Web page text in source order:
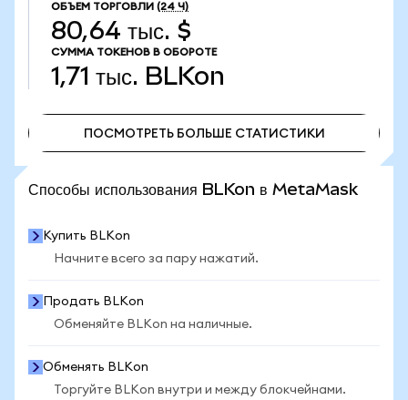
ОБЪЕМ ТОРГОВЛИ (24 Ч)
80,64 тыс. $
СУММА ТОКЕНОВ В ОБОРОТЕ
1,71 тыс. BLKon
ПОСМОТРЕТЬ БОЛЬШЕ СТАТИСТИКИ
Способы использования BLKon в MetaMask
Купить BLKon
Начните всего за пару нажатий.
Продать BLKon
Обменяйте BLKon на наличные.
Обменять BLKon
Торгуйте BLKon внутри и между блокчейнами.